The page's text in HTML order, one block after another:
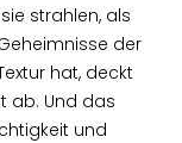
strahlen, als
der
hat, deckt
ab. Und das
und